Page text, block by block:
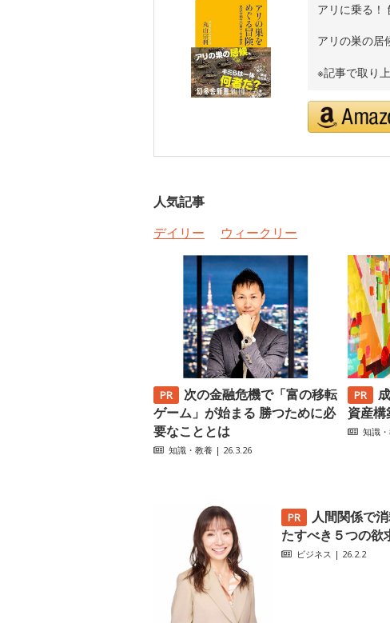
アリに乗る！
アリの巣の居
※記事で取り
人気記事
デイリー
ウィークリー
次の金融危機で「富の移転
ゲーム」が始まる 勝つために必
要なこととは
知識・教養 | 26.3.26
資産構
知識
人間関係で
たすべき５つの欲
ビジネス | 26.2.2